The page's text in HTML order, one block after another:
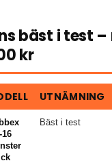
bäst i test
kr
UTNÄMNING
16
Bäst i test